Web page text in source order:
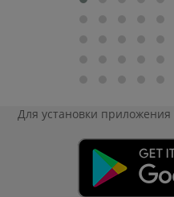
Для установки приложения